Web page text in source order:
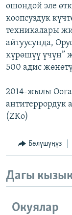
ошондой эле
коопсуздук
техникалары
айтуусунда,
күрөшүү үчүн”
500 адис
2014-жылы
антитеррордук
(ZKo)
Бөлүшүңүз
Дагы
Окуялар